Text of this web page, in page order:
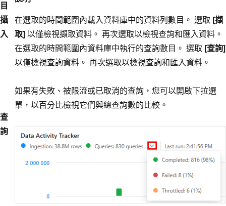
目
攝
入
在選取的時間範圍內載入資料庫中的資料列數目。 選取 [擷
取]以僅檢視擷取資料。 再次選取以檢視查詢和匯入資料。
查
詢
在選取的時間範圍內資料庫中執行的查詢數目。 選取 [查詢]
以僅檢視查詢資料。 再次選取以檢視查詢和匯入資料。
如果有失敗、被限流或已取消的查詢，您可以開啟下拉選
單，以百分比檢視它們與總查詢數的比較。